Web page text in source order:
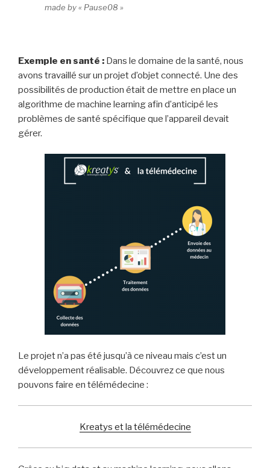
made by « Pause08 »
Exemple en santé : Dans le domaine de la santé, nous
avons travaillé sur un projet d’objet connecté. Une des
possibilités de production était de mettre en place un
algorithme de machine learning afin d’anticipé les
problèmes de santé spécifique que l’appareil devait
gérer.
Le projet n’a pas été jusqu’à ce niveau mais c’est un
développement réalisable. Découvrez ce que nous
pouvons faire en télémédecine :
Kreatys et la télémédecine